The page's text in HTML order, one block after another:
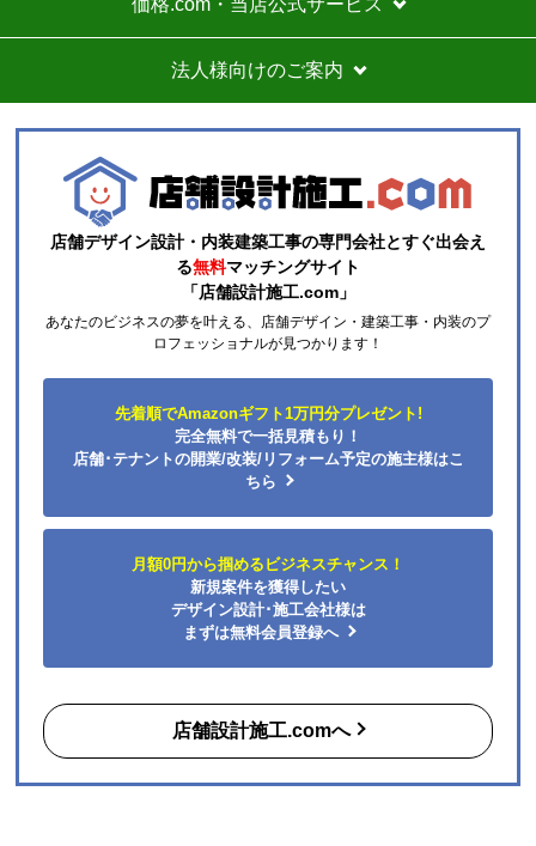
総額的には高くなってしまったので、エアコンに限ら
ずこちらの会社からのリピはありません。
それと商品欄にもう少し細かく工事費の内訳を書いた
方がいいと思いました。
ひらり〜さん
2026年7月26日 12:54
欲しい商品をスムーズに注文できましたか？
予定の期日までに商品が届きましたか？
商品の梱包は必要十分なものでしたか？
またこのショップを利用したいですか？
【このショップを選んだ理由は？】
購入した時点で最安価格でした。また、このショップ
を以前利用したことがあり、対応がとても良かったの
価格.com・当店公式サービス
法人様向けのご案内
店舗デザイン設計・内装建築工事の専門会社とすぐ出会え
る無料マッチングサイト
「店舗設計施工.com」
あなたのビジネスの夢を叶える、店舗デザイン・建築工事・内装のプ
ロフェッショナルが見つかります！
先着順でAmazonギフト1万円分プレゼント!
完全無料で一括見積もり！
店舗･テナントの開業/改装/リフォーム予定の施主様はこ
ちら
月額0円から掴めるビジネスチャンス！
新規案件を獲得したい
デザイン設計･施工会社様は
まずは無料会員登録へ
店舗設計施工.comへ